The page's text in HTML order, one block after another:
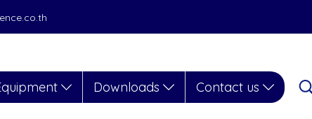
Downloads Contact us